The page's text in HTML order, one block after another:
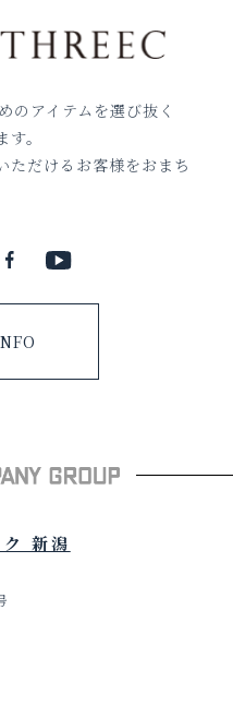
のアイテムを選び抜く
。
ただけるお客様をおまち
新潟